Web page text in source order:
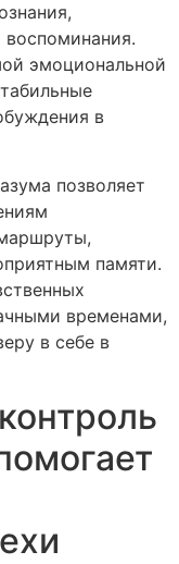
эмоциональной
в
позволяет
памяти.
временами,
в себе в